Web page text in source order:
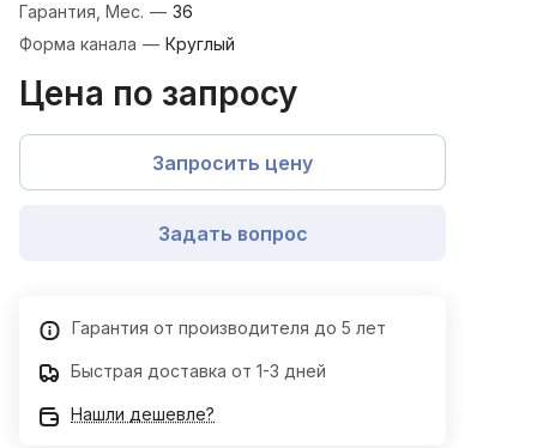
Гарантия, Мес. — 36
Форма канала — Круглый
Цена по запросу
Запросить цену
Задать вопрос
Гарантия от производителя до 5 лет
Быстрая доставка от 1-3 дней
Нашли дешевле?